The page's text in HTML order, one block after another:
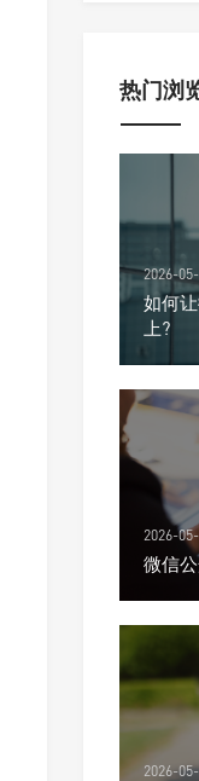
热门浏
2026-
如何
上?
2026-
微信
2026-